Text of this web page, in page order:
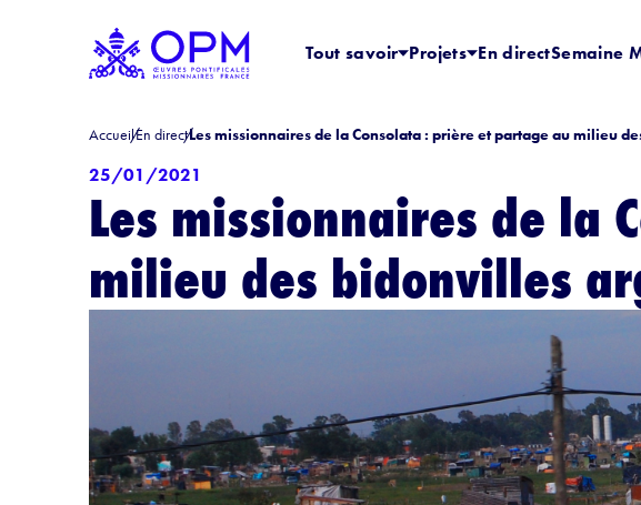
Tout savoir Projets En directSemaine
AccueilEn directLes missionnaires de la Consolata : prière et partage au milieu
25/01/2021
Les missionnaires de la
milieu des bidonvilles